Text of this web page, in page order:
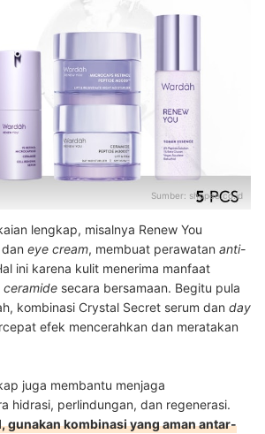
Sumber: shopee.co.id
lengkap, misalnya Renew You
dan eye cream, membuat perawatan anti-
ini karena kulit menerima manfaat
ceramide secara bersamaan. Begitu pula
kombinasi Crystal Secret serum dan day
efek mencerahkan dan meratakan
juga membantu menjaga
hidrasi, perlindungan, dan regenerasi.
gunakan kombinasi yang aman antar-